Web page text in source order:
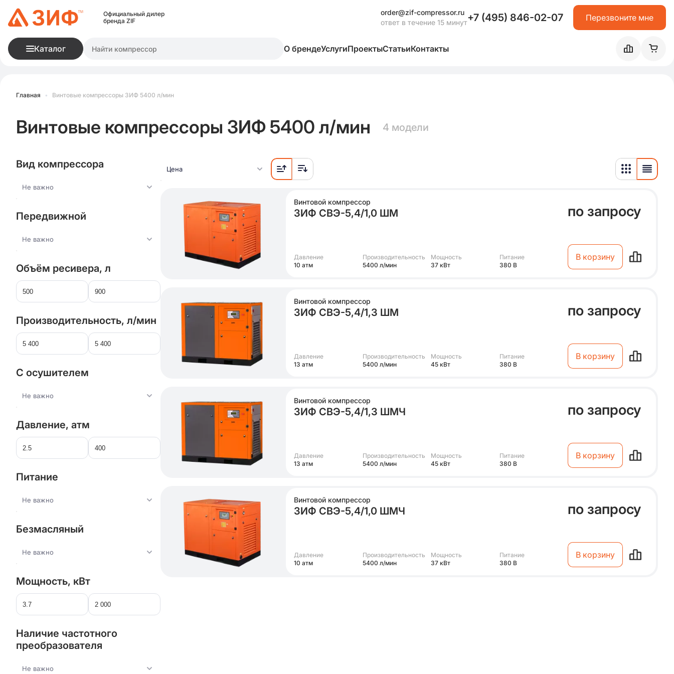
Официальный дилер
бренда ZIF
order@zif-compressor.ru
ответ в течение 15 минут+7 (495) 846-02-07 Перезвоните мне
Каталог О брендеУслугиПроектыСтатьиКонтакты
Главная • Винтовые компрессоры ЗИФ 5400 л/мин
Винтовые компрессоры ЗИФ 5400 л/мин 4 модели
Вид компрессора
Не важно
Передвижной
Не важно
Объём ресивера, л
Производительность, л/мин
С осушителем
Не важно
Давление, атм
Питание
Не важно
Безмасляный
Не важно
Мощность, кВт
Наличие частотного
преобразователя
Не важно
Цена
Винтовой компрессор
ЗИФ СВЭ-5,4/1,0 ШМ
Давление
10 атм
Производительность
5400 л/мин
Мощность
37 кВт
Питание
380 В
по запросу
В корзину
Винтовой компрессор
ЗИФ СВЭ-5,4/1,3 ШМ
Давление
13 атм
Производительность
5400 л/мин
Мощность
45 кВт
Питание
380 В
по запросу
В корзину
Винтовой компрессор
ЗИФ СВЭ-5,4/1,3 ШМЧ
Давление
13 атм
Производительность
5400 л/мин
Мощность
45 кВт
Питание
380 В
по запросу
В корзину
Винтовой компрессор
ЗИФ СВЭ-5,4/1,0 ШМЧ
Давление
10 атм
Производительность
5400 л/мин
Мощность
37 кВт
Питание
380 В
по запросу
В корзину